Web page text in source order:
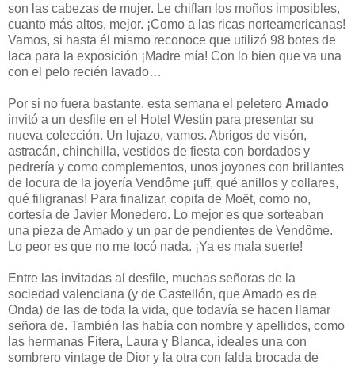
son las cabezas de mujer. Le chiflan los moños imposibles,
cuanto más altos, mejor. ¡Como a las ricas norteamericanas!
Vamos, si hasta él mismo reconoce que utilizó 98 botes de
laca para la exposición ¡Madre mía! Con lo bien que va una
con el pelo recién lavado…
Por si no fuera bastante, esta semana el peletero Amado
invitó a un desfile en el Hotel Westin para presentar su
nueva colección. Un lujazo, vamos. Abrigos de visón,
astracán, chinchilla, vestidos de fiesta con bordados y
pedrería y como complementos, unos joyones con brillantes
de locura de la joyería Vendôme ¡uff, qué anillos y collares,
qué filigranas! Para finalizar, copita de Moët, como no,
cortesía de Javier Monedero. Lo mejor es que sorteaban
una pieza de Amado y un par de pendientes de Vendôme.
Lo peor es que no me tocó nada. ¡Ya es mala suerte!
Entre las invitadas al desfile, muchas señoras de la
sociedad valenciana (y de Castellón, que Amado es de
Onda) de las de toda la vida, que todavía se hacen llamar
señora de. También las había con nombre y apellidos, como
las hermanas Fitera, Laura y Blanca, ideales una con
sombrero vintage de Dior y la otra con falda brocada de